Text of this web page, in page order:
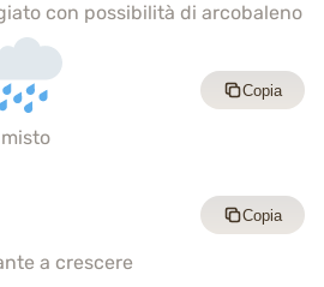
con possibilità di arcobaleno
Copia
a crescere
Copia